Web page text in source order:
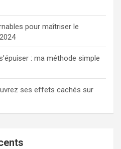
pour maîtriser le
: ma méthode simple
ses effets cachés sur